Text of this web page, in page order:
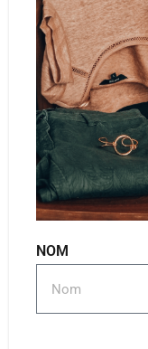
NOM